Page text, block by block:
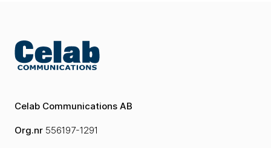
Celab Communications AB
Org.nr 556197-1291